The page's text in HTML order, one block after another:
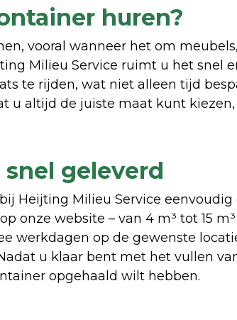
huren?
vooral wanneer het om
Milieu Service ruimt u het snel
te rijden, wat niet alleen tijd
u altijd de juiste maat kunt
geleverd
Heijting Milieu Service eenvoudig
onze website – van 4 m³ tot 15
werkdagen op de gewenste
u klaar bent met het vullen
opgehaald wilt hebben.